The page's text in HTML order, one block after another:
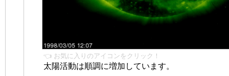
👈 お気に入りのアイコンをクリック！
太陽活動は順調に増加しています。